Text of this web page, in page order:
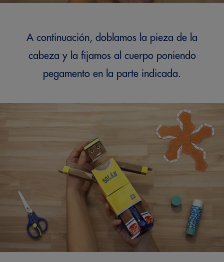
A continuación, doblamos la pieza de la
cabeza y la fijamos al cuerpo poniendo
pegamento en la parte indicada.